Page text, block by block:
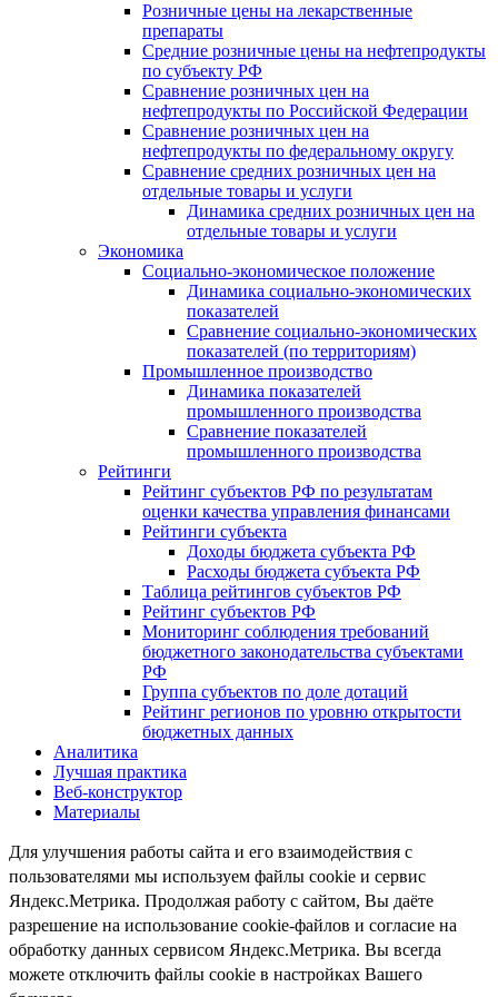
Розничные цены на лекарственные
препараты
Средние розничные цены на нефтепродукты
по субъекту РФ
Сравнение розничных цен на
нефтепродукты по Российской Федерации
Сравнение розничных цен на
нефтепродукты по федеральному округу
Сравнение средних розничных цен на
отдельные товары и услуги
Динамика средних розничных цен на
отдельные товары и услуги
Экономика
Социально-экономическое положение
Динамика социально-экономических
показателей
Сравнение социально-экономических
показателей (по территориям)
Промышленное производство
Динамика показателей
промышленного производства
Сравнение показателей
промышленного производства
Рейтинги
Рейтинг субъектов РФ по результатам
оценки качества управления финансами
Рейтинги субъекта
Доходы бюджета субъекта РФ
Расходы бюджета субъекта РФ
Таблица рейтингов субъектов РФ
Рейтинг субъектов РФ
Мониторинг соблюдения требований
бюджетного законодательства субъектами
РФ
Группа субъектов по доле дотаций
Рейтинг регионов по уровню открытости
бюджетных данных
Аналитика
Лучшая практика
Веб-конструктор
Материалы
Для улучшения работы сайта и его взаимодействия с
пользователями мы используем файлы cookie и сервис
Яндекс.Метрика. Продолжая работу с сайтом, Вы даёте
разрешение на использование cookie-файлов и согласие на
обработку данных сервисом Яндекс.Метрика. Вы всегда
можете отключить файлы cookie в настройках Вашего